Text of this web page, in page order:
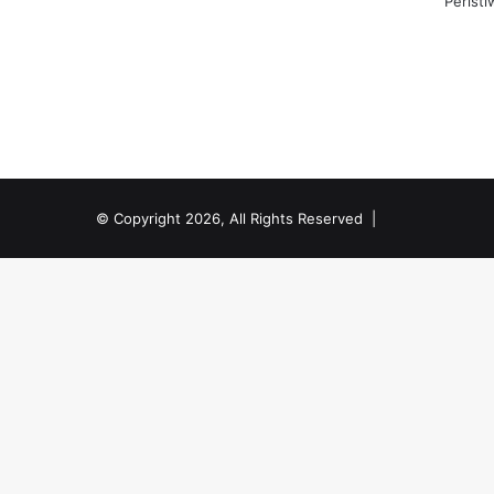
© Copyright 2026, All Rights Reserved |